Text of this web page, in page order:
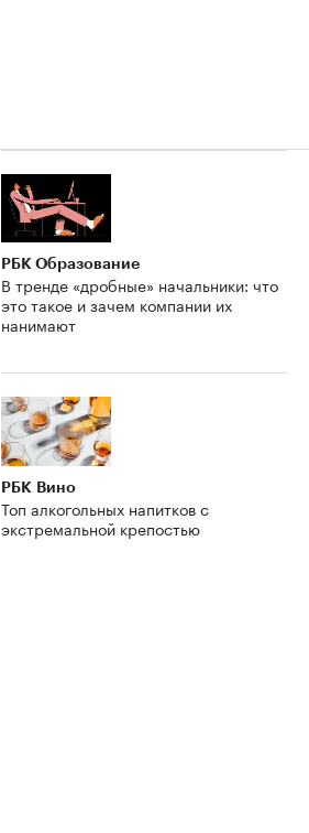
РБК Образование
В тренде «дробные» начальники: что
это такое и зачем компании их
нанимают
РБК Вино
Топ алкогольных напитков с
экстремальной крепостью